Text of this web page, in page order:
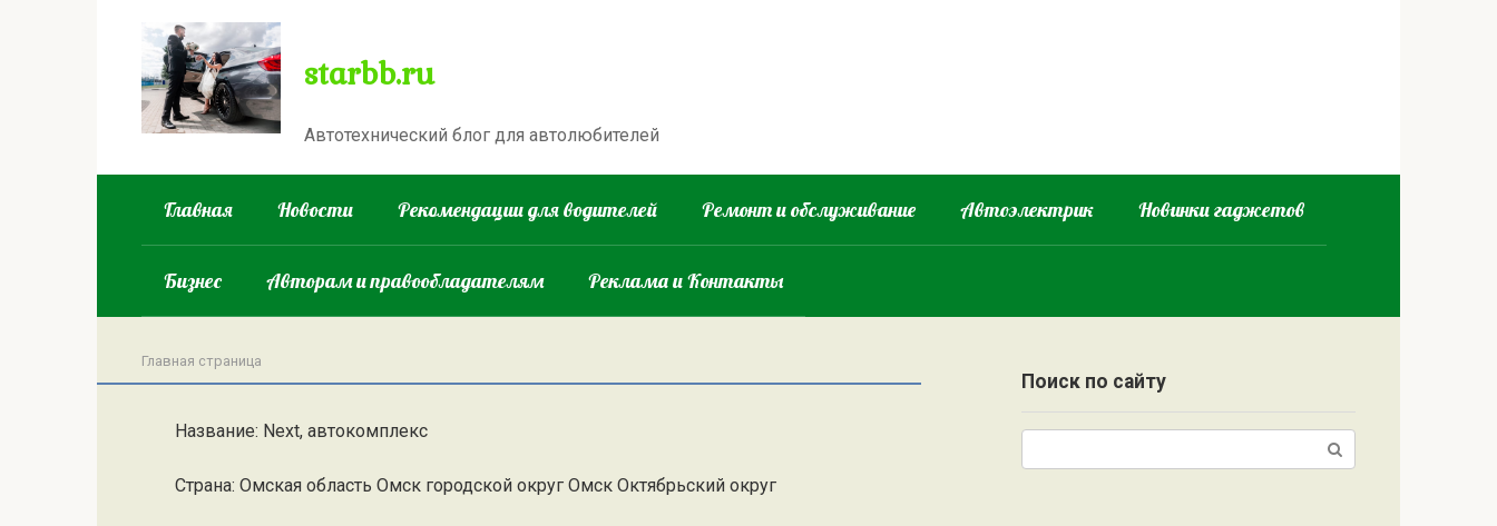
starbb.ru
Автотехнический блог для автолюбителей
Главная Новости Рекомендации для водителей Ремонт и обслуживание Автоэлектрик Новинки гаджетов
Бизнес Авторам и правообладателям Реклама и Контакты
Главная страница
Название: Next, автокомплекс
Страна: Омская область Омск городской округ Омск Октябрьский округ
Поиск по сайту